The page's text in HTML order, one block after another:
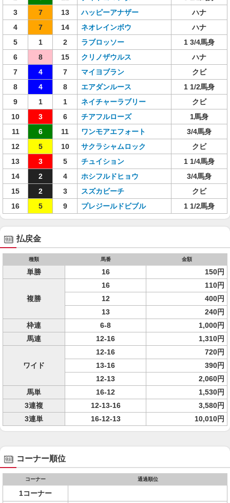
3
7 13 ハッピーアナザー
ハナ
4
7 14 ネオレインボウ
ハナ
5
1 2 ラブロッソー
1 3/4馬身
6
8 15 クリノザウルス
ハナ
7
4 7 マイヨブラン
クビ
8
4 8 エアダンルース
1 1/2馬身
9
1 1 ネイチャーラブリー
クビ
10
3 6 チアフルローズ
1馬身
11
6 11 ワンモアエフォート
3/4馬身
12
5 10 サクラシャムロック
クビ
13
3 5 チュイション
1 1/4馬身
14
2 4 ホシフルドヒョウ
3/4馬身
15
2 3 スズカビーチ
クビ
16
5 9 プレジールドビブル 1 1/2馬身
払戻金
種類 馬番 金額
単勝 16 150円
複勝
16
110円
12
400円
13
240円
枠連
6-8
1,000円
馬連
12-16 1,310円
ワイド
12-16
720円
13-16
390円
12-13
2,060円
馬単
16-12
1,530円
3連複
12-13-16
3,580円
3連単
16-12-13 10,010円
コーナー順位
コーナー 通過順位
1コーナー